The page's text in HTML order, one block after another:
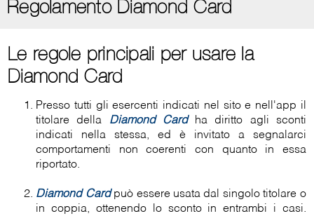
Regolamento Diamond Card
Le regole principali per usare la
Diamond Card
Presso tutti gli esercenti indicati nel sito e nell'app il
titolare della Diamond Cardha diritto agli sconti
indicati nella stessa, ed è invitato a segnalarci
comportamenti non coerenti con quanto in essa
riportato.
Diamond Cardpuò essere usata dal singolo titolare o
in coppia, ottenendo lo sconto in entrambi i casi.